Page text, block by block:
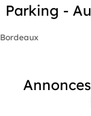
Parking -
Bordeaux